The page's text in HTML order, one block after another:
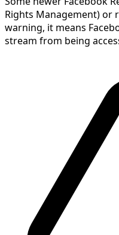
Rights Management) or
warning, it means
stream from being